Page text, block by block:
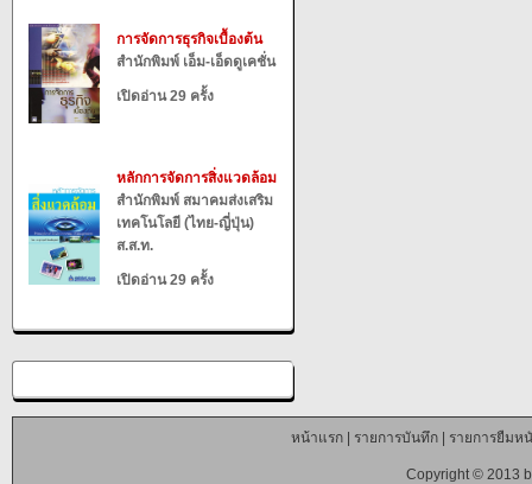
การจัดการธุรกิจเบื้องต้น
สำนักพิมพ์ เอ็ม-เอ็ดดูเคชั่น
เปิดอ่าน 29 ครั้ง
หลักการจัดการสิ่งแวดล้อม
สำนักพิมพ์ สมาคมส่งเสริม
เทคโนโลยี (ไทย-ญี่ปุ่น)
ส.ส.ท.
เปิดอ่าน 29 ครั้ง
หน้าแรก| รายการบันทึก| รายการยืมห
Copyright © 2013